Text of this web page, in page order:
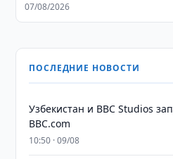
07/08/2026
ПОСЛЕДНИЕ НОВОСТИ
Узбекистан и BBC Studios
BBC.com
10:50 · 09/08